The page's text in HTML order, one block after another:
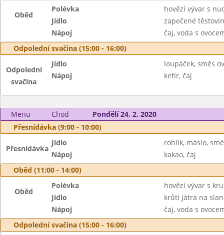
Oběd
Polévka
hovězí vývar s
Jídlo
zapečené
Nápoj
čaj, voda s
Odpolední svačina (15:00 - 16:00)
Odpolední
svačina
Jídlo
loupáček, směs
Nápoj
kefír, čaj
Menu Chod
Pondělí 24. 2. 2020
Přesnídávka (9:00 - 10:00)
Přesnídávka
Jídlo
rohlík, máslo,
Nápoj
kakao, čaj
Oběd (11:00 - 14:00)
Oběd
Polévka
hovězí vývar s
Jídlo
krůtí játra na
Nápoj
čaj, voda s
Odpolední svačina (15:00 - 16:00)